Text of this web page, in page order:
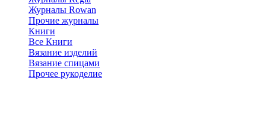
Журналы Rowan
Прочие журналы
Книги
Все Книги
Вязание изделий
Вязание спицами
Прочее рукоделие